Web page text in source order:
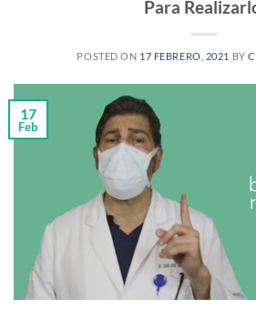
Para
POSTED ON 17 FEBRERO, 2021 BY
17
Feb